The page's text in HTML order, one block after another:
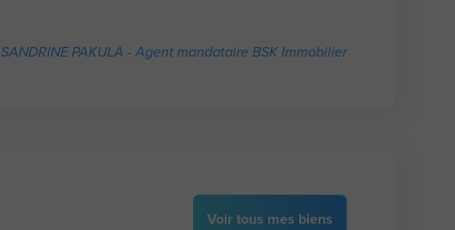
SANDRINE PAKULA - Agent mandataire BSK Immobilier
Voirtous mes biens